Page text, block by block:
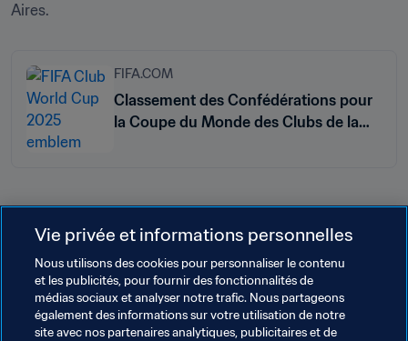
Aires.
FIFA.COM
Classement des Confédérations pour
la Coupe du Monde des Clubs de la
Thèmes en lien
Organisation Organisation Mexico
Concacaf USA Costa Rica Spain UEFA
Vie privée et informations personnelles
Nous utilisons des cookies pour personnaliser le contenu
et les publicités, pour fournir des fonctionnalités de
médias sociaux et analyser notre trafic. Nous partageons
également des informations sur votre utilisation de notre
site avec nos partenaires analytiques, publicitaires et de